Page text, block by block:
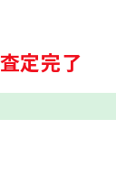
査定完了